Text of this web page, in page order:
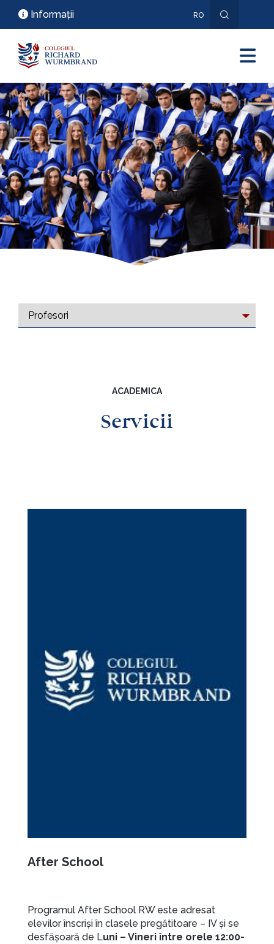
Informații RO
ACADEMICA
Servicii
After School
Programul After School RW este adresat
elevilor înscriși în clasele pregătitoare – IV și se
desfășoară de Luni – Vineri între orele 12:00-